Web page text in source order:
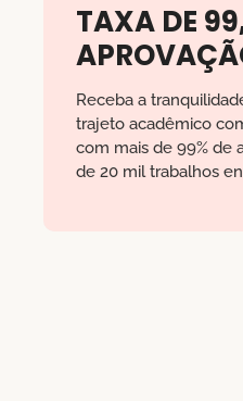
TAXA DE
Receba a
trajeto acadêmico
com mais de 99% de
de 20 mil trabalhos